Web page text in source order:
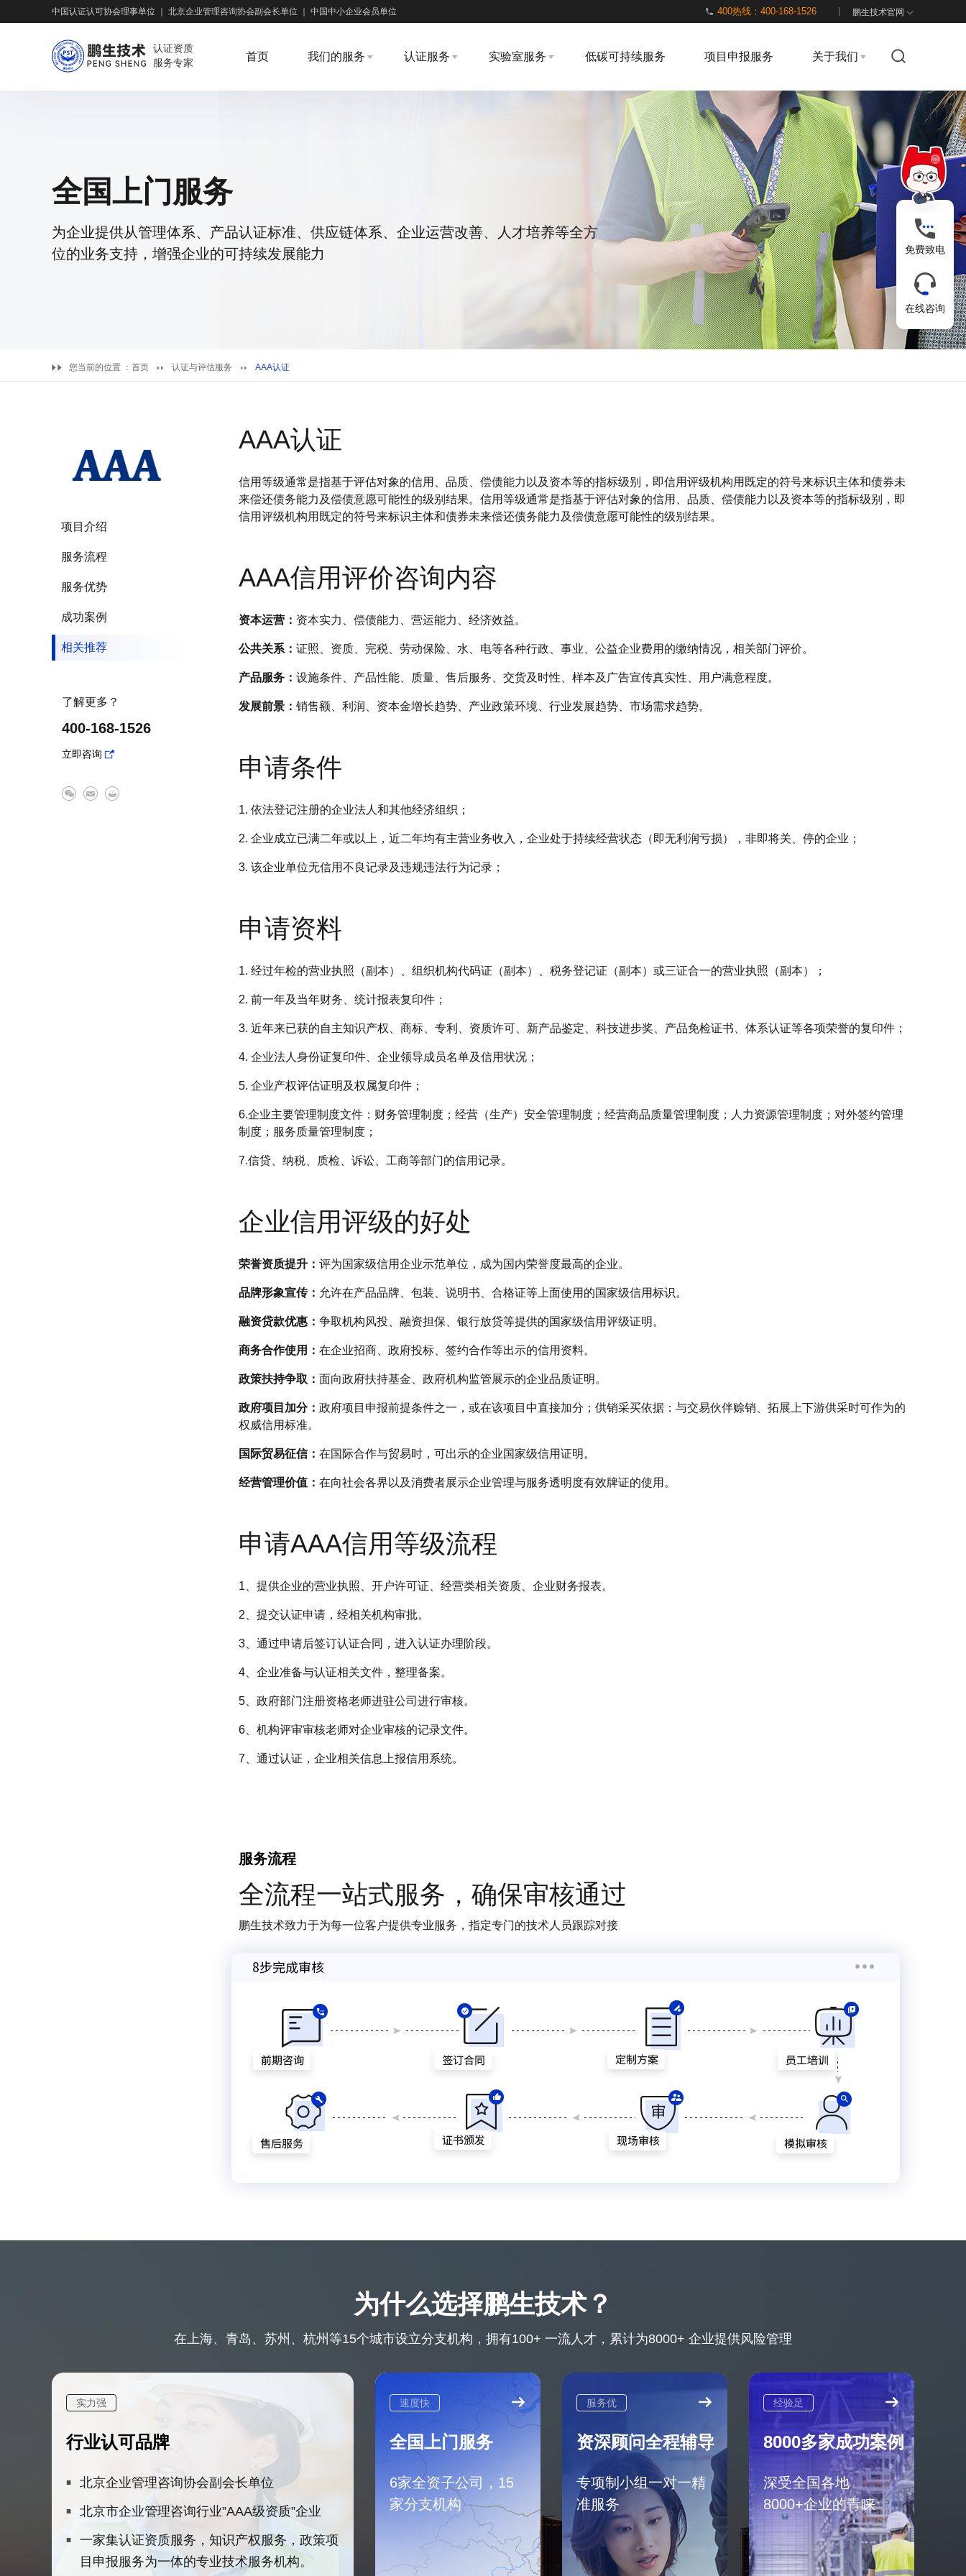
中国认证认可协会理事单位 北京企业管理咨询协会副会长单位 中国中小企业会员单位 400热线：400-168-1526 鹏生技术官网
认证资质
服务专家
首页 我们的服务 认证服务 实验室服务 低碳可持续服务 项目申报服务 关于我们
全国上门服务
为企业提供从管理体系、产品认证标准、供应链体系、企业运营改善、人才培养等全方
位的业务支持，增强企业的可持续发展能力
您当前的位置 ： 首页 认证与评估服务 AAA认证
项目介绍
服务流程
服务优势
成功案例
相关推荐
了解更多？
400-168-1526
立即咨询
AAA认证
信用等级通常是指基于评估对象的信用、品质、偿债能力以及资本等的指标级别，即信用评级机构用既定的符号来标识主体和债券未
来偿还债务能力及偿债意愿可能性的级别结果。信用等级通常是指基于评估对象的信用、品质、偿债能力以及资本等的指标级别，即
信用评级机构用既定的符号来标识主体和债券未来偿还债务能力及偿债意愿可能性的级别结果。
AAA信用评价咨询内容
资本运营： 资本实力、偿债能力、营运能力、经济效益。
公共关系： 证照、资质、完税、劳动保险、水、电等各种行政、事业、公益企业费用的缴纳情况，相关部门评价。
产品服务： 设施条件、产品性能、质量、售后服务、交货及时性、样本及广告宣传真实性、用户满意程度。
发展前景： 销售额、利润、资本金增长趋势、产业政策环境、行业发展趋势、市场需求趋势。
申请条件
1. 依法登记注册的企业法人和其他经济组织；
2. 企业成立已满二年或以上，近二年均有主营业务收入，企业处于持续经营状态（即无利润亏损），非即将关、停的企业；
3. 该企业单位无信用不良记录及违规违法行为记录；
申请资料
1. 经过年检的营业执照（副本）、组织机构代码证（副本）、税务登记证（副本）或三证合一的营业执照（副本）；
2. 前一年及当年财务、统计报表复印件；
3. 近年来已获的自主知识产权、商标、专利、资质许可、新产品鉴定、科技进步奖、产品免检证书、体系认证等各项荣誉的复印件；
4. 企业法人身份证复印件、企业领导成员名单及信用状况；
5. 企业产权评估证明及权属复印件；
6.企业主要管理制度文件：财务管理制度；经营（生产）安全管理制度；经营商品质量管理制度；人力资源管理制度；对外签约管理
制度；服务质量管理制度；
7.信贷、纳税、质检、诉讼、工商等部门的信用记录。
企业信用评级的好处
荣誉资质提升： 评为国家级信用企业示范单位，成为国内荣誉度最高的企业。
品牌形象宣传： 允许在产品品牌、包装、说明书、合格证等上面使用的国家级信用标识。
融资贷款优惠： 争取机构风投、融资担保、银行放贷等提供的国家级信用评级证明。
商务合作使用： 在企业招商、政府投标、签约合作等出示的信用资料。
政策扶持争取： 面向政府扶持基金、政府机构监管展示的企业品质证明。
政府项目加分： 政府项目申报前提条件之一，或在该项目中直接加分；供销采买依据：与交易伙伴赊销、拓展上下游供采时可作为的
权威信用标准。
国际贸易征信： 在国际合作与贸易时，可出示的企业国家级信用证明。
经营管理价值： 在向社会各界以及消费者展示企业管理与服务透明度有效牌证的使用。
申请AAA信用等级流程
1、提供企业的营业执照、开户许可证、经营类相关资质、企业财务报表。
2、提交认证申请，经相关机构审批。
3、通过申请后签订认证合同，进入认证办理阶段。
4、企业准备与认证相关文件，整理备案。
5、政府部门注册资格老师进驻公司进行审核。
6、机构评审审核老师对企业审核的记录文件。
7、通过认证，企业相关信息上报信用系统。
服务流程
全流程一站式服务，确保审核通过
鹏生技术致力于为每一位客户提供专业服务，指定专门的技术人员跟踪对接
为什么选择鹏生技术？
在上海、青岛、苏州、杭州等15个城市设立分支机构，拥有100+ 一流人才，累计为8000+ 企业提供风险管理
实力强
行业认可品牌
北京企业管理咨询协会副会长单位
北京市企业管理咨询行业”AAA级资质”企业
一家集认证资质服务，知识产权服务，政策项
目申报服务为一体的专业技术服务机构。
速度快
全国上门服务
6家全资子公司，15
家分支机构
服务优
资深顾问全程辅导
专项制小组一对一精
准服务
经验足
8000多家成功案例
深受全国各地
8000+企业的青睐
免费致电
在线咨询